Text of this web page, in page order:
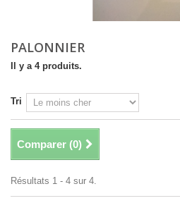
PALONNIER
Il y a 4 produits.
Tri
Comparer (0)
Résultats 1 - 4 sur 4.